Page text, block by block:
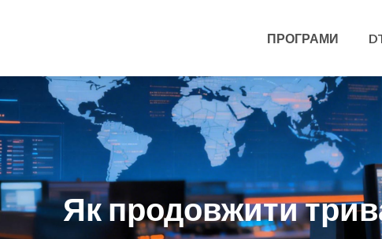
ПРОГРАМИ
Як продовжити